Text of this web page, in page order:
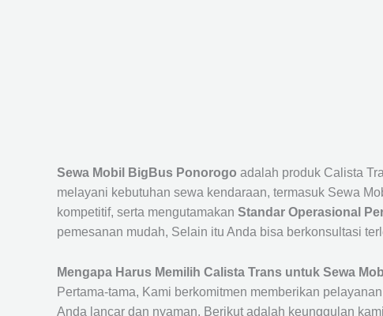
Sewa Mobil BigBus Ponorogo adalah produk Calista
melayani kebutuhan sewa kendaraan, termasuk Sewa
kompetitif, serta mengutamakan Standar Operasional
pemesanan mudah, Selain itu Anda bisa berkonsultasi
Mengapa Harus Memilih Calista Trans untuk Sewa
Pertama-tama, Kami berkomitmen memberikan
Anda lancar dan nyaman. Berikut adalah keunggulan